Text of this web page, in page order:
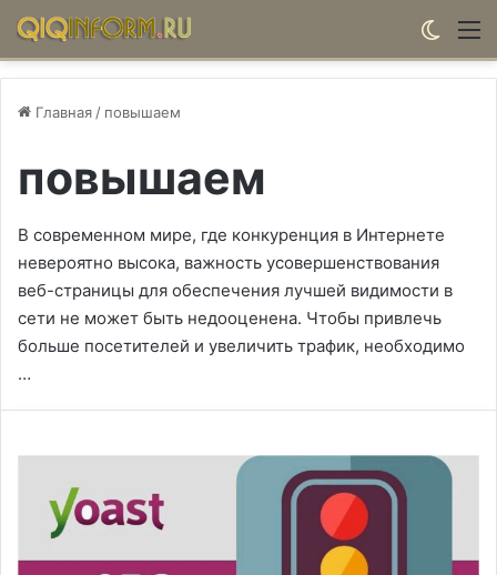
Главная / повышаем
повышаем
В современном мире, где конкуренция в Интернете
невероятно высока, важность усовершенствования
веб-страницы для обеспечения лучшей видимости в
сети не может быть недооценена. Чтобы привлечь
больше посетителей и увеличить трафик, необходимо
…